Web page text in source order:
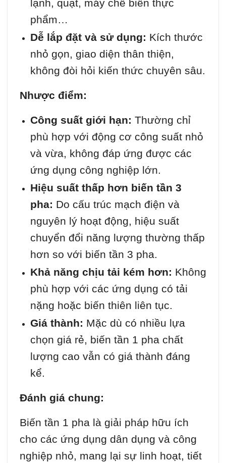
lạnh, quạt, máy chế biến thực
phẩm…
Dễ lắp đặt và sử dụng: Kích thước
nhỏ gọn, giao diện thân thiện,
không đòi hỏi kiến thức chuyên sâu.
Nhược điểm:
Công suất giới hạn: Thường chỉ
phù hợp với động cơ công suất nhỏ
và vừa, không đáp ứng được các
ứng dụng công nghiệp lớn.
Hiệu suất thấp hơn biến tần 3
pha: Do cấu trúc mạch điện và
nguyên lý hoạt động, hiệu suất
chuyển đổi năng lượng thường thấp
hơn so với biến tần 3 pha.
Khả năng chịu tải kém hơn: Không
phù hợp với các ứng dụng có tải
nặng hoặc biến thiên liên tục.
Giá thành: Mặc dù có nhiều lựa
chọn giá rẻ, biến tần 1 pha chất
lượng cao vẫn có giá thành đáng
kể.
Đánh giá chung:
Biến tần 1 pha là giải pháp hữu ích
cho các ứng dụng dân dụng và công
nghiệp nhỏ, mang lại sự linh hoạt, tiết